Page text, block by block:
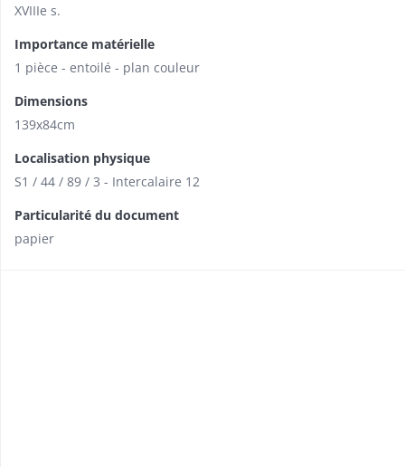
XVIIIe s.
Importance matérielle
1 pièce - entoilé - plan couleur
Dimensions
139x84cm
Localisation physique
S1 / 44 / 89 / 3 - Intercalaire 12
Particularité du document
papier